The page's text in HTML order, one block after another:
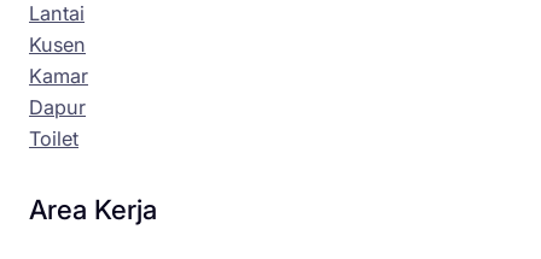
Lantai
Kusen
Kamar
Dapur
Toilet
Area Kerja